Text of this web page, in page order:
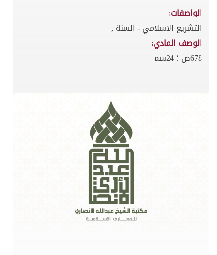
الواصفات:
التشريع الاسلامي - السنة ,
الوصف المادي:
678ص ؛ 24سم